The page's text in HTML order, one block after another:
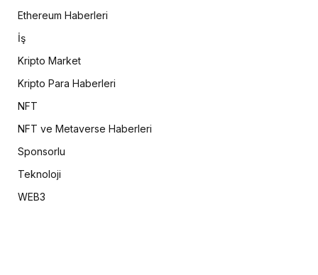
Ethereum Haberleri
İş
Kripto Market
Kripto Para Haberleri
NFT
NFT ve Metaverse Haberleri
Sponsorlu
Teknoloji
WEB3